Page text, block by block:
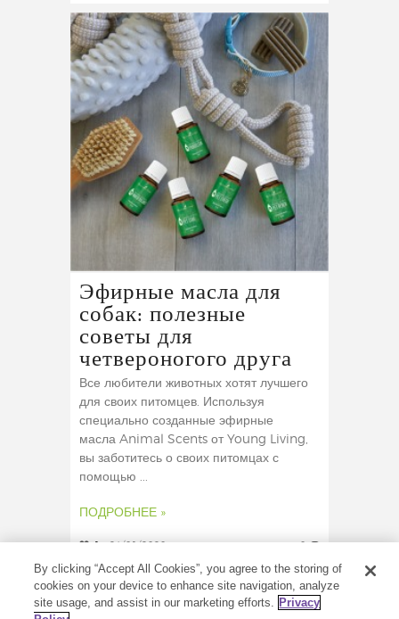
Эфирные масла для
собак: полезные
советы для
четвероногого друга
Все любители животных хотят лучшего
для своих питомцев. Используя
специально созданные эфирные
масла Animal Scents от Young Living,
вы заботитесь о своих питомцах с
помощью ...
ПОДРОБНЕЕ »
1 24/01/2020 0
By clicking “Accept All Cookies”, you agree to the storing of
cookies on your device to enhance site navigation, analyze
site usage, and assist in our marketing efforts. Privacy